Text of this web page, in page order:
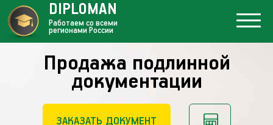
Продажа подлинной
документации
ЗАКАЗАТЬ ДОКУМЕНТ
DIPLOMAN
Работаем со всеми
регионами России